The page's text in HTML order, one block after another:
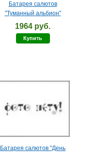
Батарея салютов
"Туманный альбион"
1964 руб.
Купить
Батарея салютов "День